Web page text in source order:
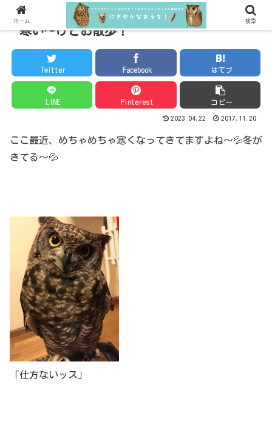
寒い～けどお散歩！
Twitter Facebook はてブ
LINE Pinterest コピー
2023.04.22 2017.11.20
ここ最近、めちゃめちゃ寒くなってきてますよね～💦冬が
きてる～💦
「仕方ないッス」
ホーム 検索